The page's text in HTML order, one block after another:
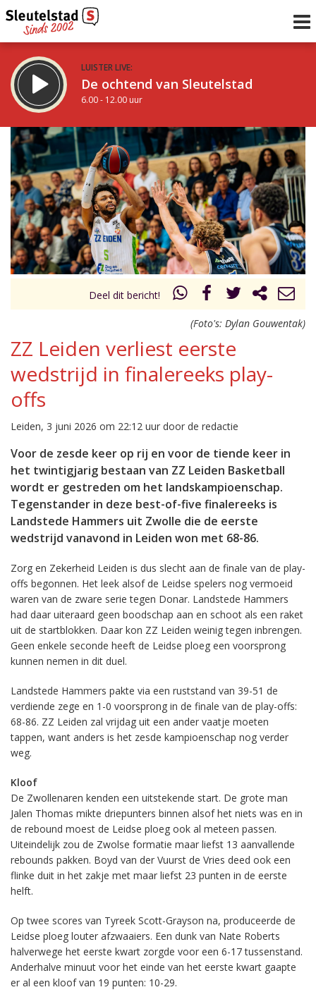
LUISTER LIVE:
De ochtend van Sleutelstad
6.00 - 12.00 uur
STRAKS:
De middag van Sleutelstad
12.00 - 19.00 uur
Vorig uur
uur 1 van 0 Volgend uur
Inklappen
Deel dit bericht!
(Foto's: Dylan Gouwentak)
ZZ Leiden verliest eerste
wedstrijd in finalereeks play-
offs
Leiden, 3 juni 2026 om 22:12 uur door de redactie
Voor de zesde keer op rij en voor de tiende keer in
het twintigjarig bestaan van ZZ Leiden Basketball
wordt er gestreden om het landskampioenschap.
Tegenstander in deze best-of-five finalereeks is
Landstede Hammers uit Zwolle die de eerste
wedstrijd vanavond in Leiden won met 68-86.
Zorg en Zekerheid Leiden is dus slecht aan de finale van de play-
offs begonnen. Het leek alsof de Leidse spelers nog vermoeid
waren van de zware serie tegen Donar. Landstede Hammers
had daar uiteraard geen boodschap aan en schoot als een raket
uit de startblokken. Daar kon ZZ Leiden weinig tegen inbrengen.
Geen enkele seconde heeft de Leidse ploeg een voorsprong
kunnen nemen in dit duel.
Landstede Hammers pakte via een ruststand van 39-51 de
verdiende zege en 1-0 voorsprong in de finale van de play-offs:
68-86. ZZ Leiden zal vrijdag uit een ander vaatje moeten
tappen, want anders is het zesde kampioenschap nog verder
weg.
Kloof
De Zwollenaren kenden een uitstekende start. De grote man
Jalen Thomas mikte driepunters binnen alsof het niets was en in
de rebound moest de Leidse ploeg ook al meteen passen.
Uiteindelijk zou de Zwolse formatie maar liefst 13 aanvallende
rebounds pakken. Boyd van der Vuurst de Vries deed ook een
flinke duit in het zakje met maar liefst 23 punten in de eerste
helft.
Op twee scores van Tyreek Scott-Grayson na, produceerde de
Leidse ploeg louter afzwaaiers. Een dunk van Nate Roberts
halverwege het eerste kwart zorgde voor een 6-17 tussenstand.
Anderhalve minuut voor het einde van het eerste kwart gaapte
er al een kloof van 19 punten: 10-29.